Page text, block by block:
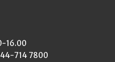
16.00
714 7800